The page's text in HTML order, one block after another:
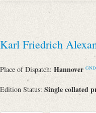
Karl Friedrich
Place of Dispatch: Hannover GND
Edition Status: Single collated